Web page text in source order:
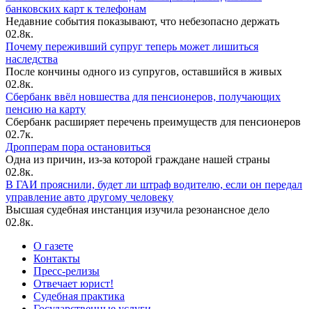
банковских карт к телефонам
Недавние события показывают, что небезопасно держать
02.8к.
Почему переживший супруг теперь может лишиться
наследства
После кончины одного из супругов, оставшийся в живых
02.8к.
Сбербанк ввёл новшества для пенсионеров, получающих
пенсию на карту
Сбербанк расширяет перечень преимуществ для пенсионеров
02.7к.
Дропперам пора остановиться
Одна из причин, из-за которой граждане нашей страны
02.8к.
В ГАИ прояснили, будет ли штраф водителю, если он передал
управление авто другому человеку
Высшая судебная инстанция изучила резонансное дело
02.8к.
О газете
Контакты
Пресс-релизы
Отвечает юрист!
Судебная практика